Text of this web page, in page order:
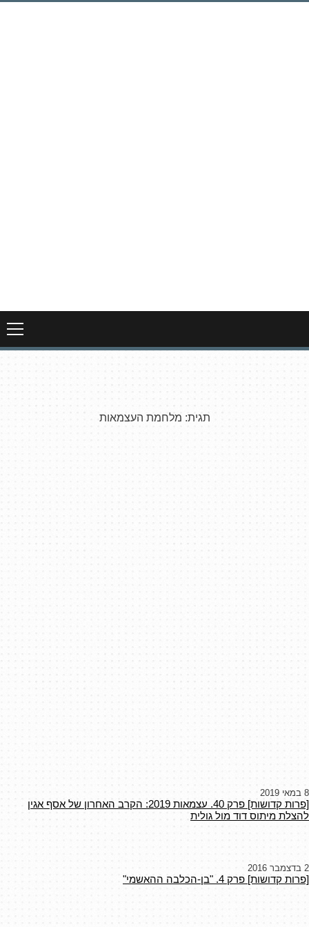
לדלג
תגית: מלחמת העצמאות
8 במאי 2019
[פרות קדושות] פרק 40. עצמאות 2019: הקרב האחרון של אסף אגין
להצלת מיתוס דוד מול גולית
2 בדצמבר 2016
[פרות קדושות] פרק 4. "בן-הכלבה ההאשמי"